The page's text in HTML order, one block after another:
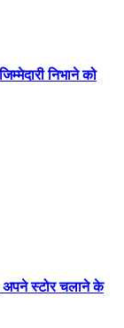
निभाने को
अपने स्टोर चलाने के